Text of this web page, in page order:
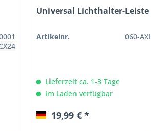
Universal Lichthalter-Leiste
Artikelnr. 060-
Lieferzeit ca. 1-3 Tage
Im Laden verfügbar
19,99 € *